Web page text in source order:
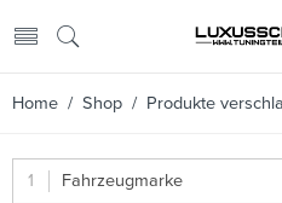
Home / Shop / Produkte
Fahrzeugmarke